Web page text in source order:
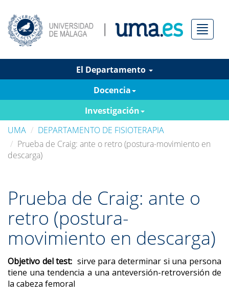
Menú
El Departamento
Docencia
Investigación
UMA
DEPARTAMENTO DE FISIOTERAPIA
Prueba de Craig: ante o retro (postura-movimiento en
descarga)
Prueba de Craig: ante o
retro (postura-
movimiento en descarga)
Objetivo del test: sirve para determinar si una persona
tiene una tendencia a una anteversión-retroversión de
la cabeza femoral